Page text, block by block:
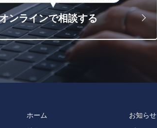
ンラインで相談する
ホーム
お知らせ